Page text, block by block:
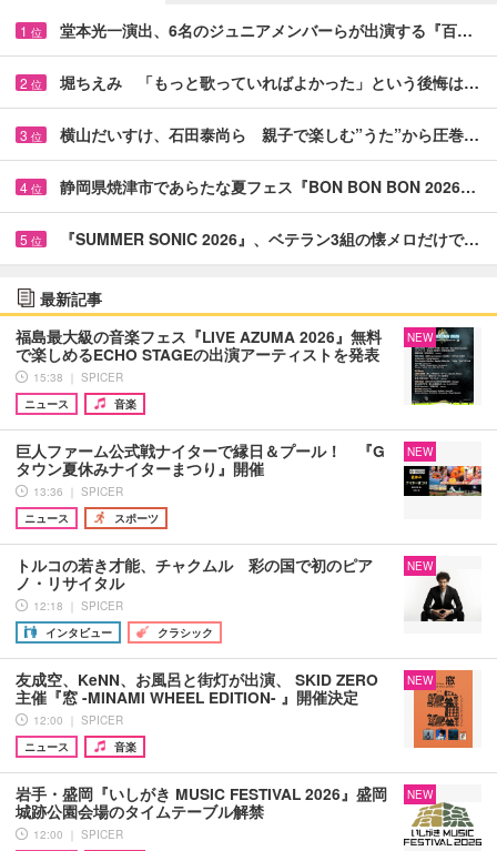
1 位 堂本光一演出、6名のジュニアメンバーらが出演する『百…
2 位 堀ちえみ 「もっと歌っていればよかった」という後悔は…
3 位 横山だいすけ、石田泰尚ら 親子で楽しむ”うた”から圧巻…
4 位 静岡県焼津市であらたな夏フェス『BON BON BON 2026…
5 位 『SUMMER SONIC 2026』、ベテラン3組の懐メロだけで…
最新記事
福島最大級の音楽フェス『LIVE AZUMA 2026』無料
で楽しめるECHO STAGEの出演アーティストを発表
15:38 ｜ SPICER
ニュース
音楽
NEW
巨人ファーム公式戦ナイターで縁日＆プール！ 『G
タウン夏休みナイターまつり』開催
13:36 ｜ SPICER
ニュース
スポーツ
NEW
トルコの若き才能、チャクムル 彩の国で初のピア
ノ・リサイタル
12:18 ｜ SPICER
インタビュー
クラシック
NEW
友成空、KeNN、お風呂と街灯が出演、 SKID ZERO
主催『窓 -MINAMI WHEEL EDITION- 』開催決定
12:00 ｜ SPICER
ニュース
音楽
NEW
岩手・盛岡『いしがき MUSIC FESTIVAL 2026』盛岡
城跡公園会場のタイムテーブル解禁
12:00 ｜ SPICER
NEW